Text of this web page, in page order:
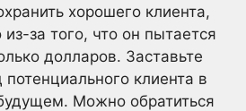
хорошего клиента,
из-за того, что он пытается
долларов. Заставьте
потенциального клиента в
Можно обратиться